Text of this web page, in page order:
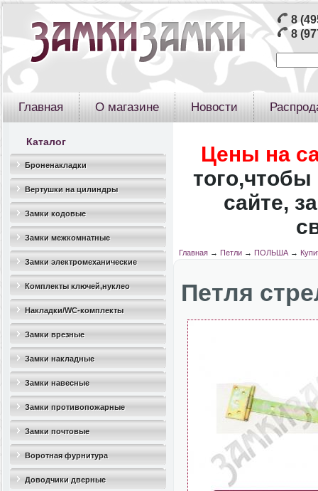
8
8
Главная О магазине Новости
Каталог
Броненакладки
Вертушки на цилиндры
Замки кодовые
Замки межкомнатные
Замки электромеханические
Комплекты ключей,нуклео
Накладки/WC-комплекты
Замки врезные
Замки накладные
Замки навесные
Замки противопожарные
Замки почтовые
Воротная фурнитура
Доводчики дверные
Цены на
того,чтобы
сайте,
Главная→ Петли→ ПОЛЬША→
Петля